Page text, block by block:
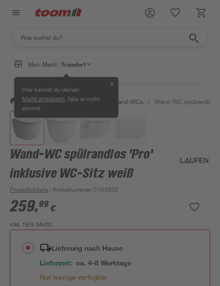
Mein Markt: Troisdorf
Hier kannst du deinen
Markt anpassen , falls er nicht
stimmt.
✕
/ Bad & Sanitär / Toiletten Wand-WCs / Wand-WC spülrandlos
Wand-WC spülrandlos 'Pro'
inklusive WC-Sitz weiß
Produktdetails | Artikelnummer: 5100932
259,99 €
inkl. 19% MwSt.
Lieferung nach Hause
Lieferzeit: ca. 4-8 Werktage
Nur wenige verfügbar